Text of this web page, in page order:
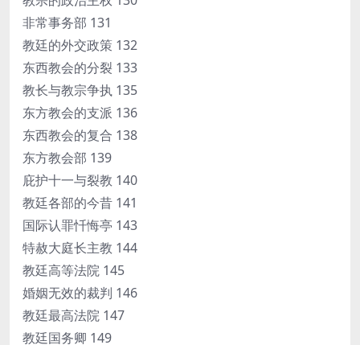
非常事务部 131
教廷的外交政策 132
东西教会的分裂 133
教长与教宗争执 135
东方教会的支派 136
东西教会的复合 138
东方教会部 139
庇护十一与裂教 140
教廷各部的今昔 141
国际认罪忏悔亭 143
特赦大庭长主教 144
教廷高等法院 145
婚姻无效的裁判 146
教廷最高法院 147
教廷国务卿 149